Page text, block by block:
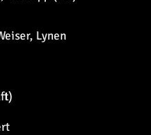
Lynen